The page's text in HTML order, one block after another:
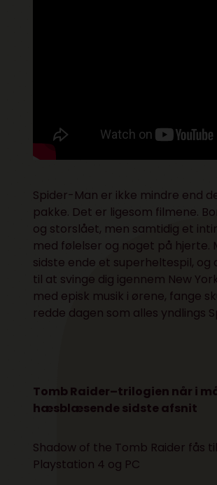
Spider-Man er ikke mindre end
pakke. Det er ligesom filmene.
og storslået, men samtidig et
med følelser og noget på hjerte.
sidste ende et superheltespil, og
til at svinge dig igennem New
med episk musik i ørene, fange
redde dagen som alles yndlings
Tomb Raider–trilogien når i
hæsblæsende sidste afsnit
Shadow of the Tomb Raider fås til
Playstation 4 og PC